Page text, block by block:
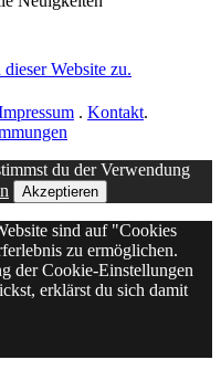
Website zu.
. Kontakt.
du der Verwendung
Akzeptieren
sind auf "Cookies
zu ermöglichen.
der Cookie-Einstellungen
erklärst du sich damit